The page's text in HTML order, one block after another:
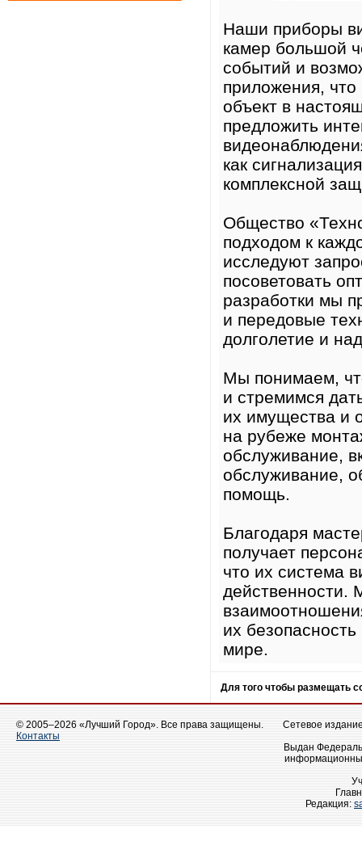
Наши приборы
камер большой
событий и
приложения, что
объект в
предложить
как
комплексной
Общество
подходом к
исследуют
посоветовать
разработки мы
и передовые
долголетие и
Мы понимаем,
и стремимся
их имущества и
на рубеже
обслуживание,
обслуживание,
помощь.
Благодаря
получает
что их система
действенности.
их
мире.
Для того чтобы размещать
© 2005–2026 «Лучший Город». Все права защищены.
Контакты
Сетевое
Выдан
Редакция: